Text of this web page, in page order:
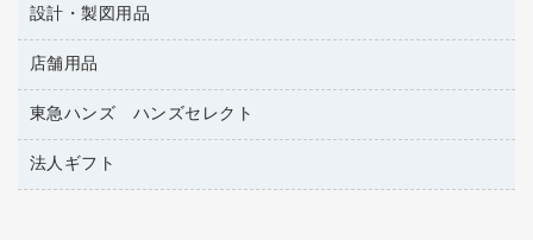
プレゼン用ファイル
ファイルボックス
パイプ式ファイル
その他ファイル
マーキングペン（油性）
マーキングペン（水性）
ボールペン（油性）
備品／小物ケース
透明テープ 事務用
電話台
介護用品
医療関連用品
工事関連用品
屋外用品
設計・製図用品
設計・製図用品
店舗用品
店舗運営用品
陳列什器
紙手提げ袋
東急ハンズ ハンズセレクト
東急ハンズ
法人ギフト